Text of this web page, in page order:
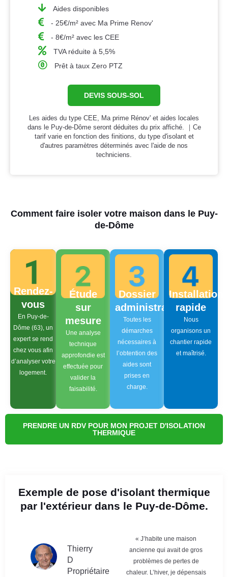
Aides disponibles
- 25€/m² avec Ma Prime Renov'
- 8€/m² avec les CEE
TVA réduite à 5,5%
Prêt à taux Zero PTZ
DEVIS SOUS-SOL
Les aides du type CEE, Ma prime Rénov' et aides locales
dans le Puy-de-Dôme seront déduites du prix affiché. ｜Ce
tarif varie en fonction des finitions, du type d'isolant et
d'autres paramètres déterminés avec l'aide de nos
techniciens.
Comment faire isoler votre maison dans le Puy-
de-Dôme
Rendez-
vous
En Puy-de-
Dôme (63), un
expert se rend
chez vous afin
d’analyser votre
logement.
Étude
sur
mesure
Une analyse
technique
approfondie est
effectuée pour
valider la
faisabilité.
Dossier
administratif
Toutes les
démarches
nécessaires à
l’obtention des
aides sont
prises en
charge.
Installation
rapide
Nous
organisons un
chantier rapide
et maîtrisé.
PRENDRE UN RDV POUR MON PROJET D'ISOLATION
THERMIQUE
Exemple de pose d'isolant thermique
par l'extérieur dans le Puy-de-Dôme.
Thierry
D
Propriétaire
« J’habite une maison
ancienne qui avait de gros
problèmes de pertes de
chaleur. L’hiver, je dépensais